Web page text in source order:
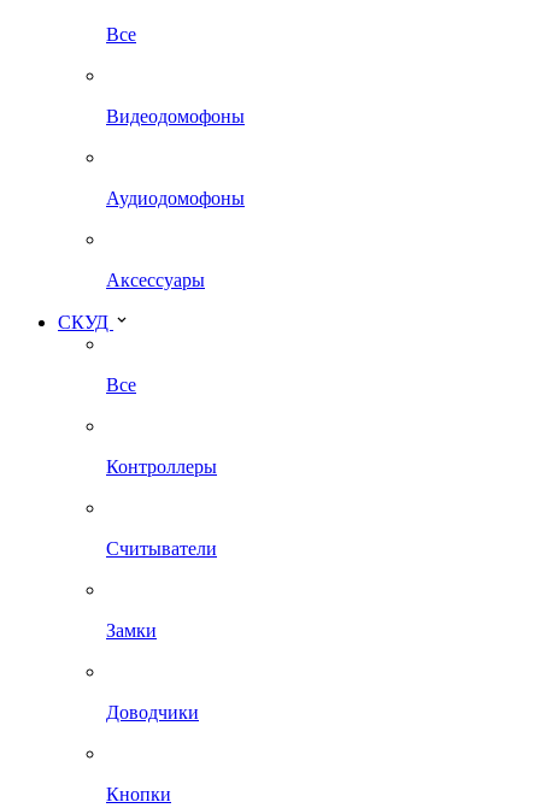
Все
Видеодомофоны
Аудиодомофоны
Аксессуары
СКУД
Все
Контроллеры
Считыватели
Замки
Доводчики
Кнопки